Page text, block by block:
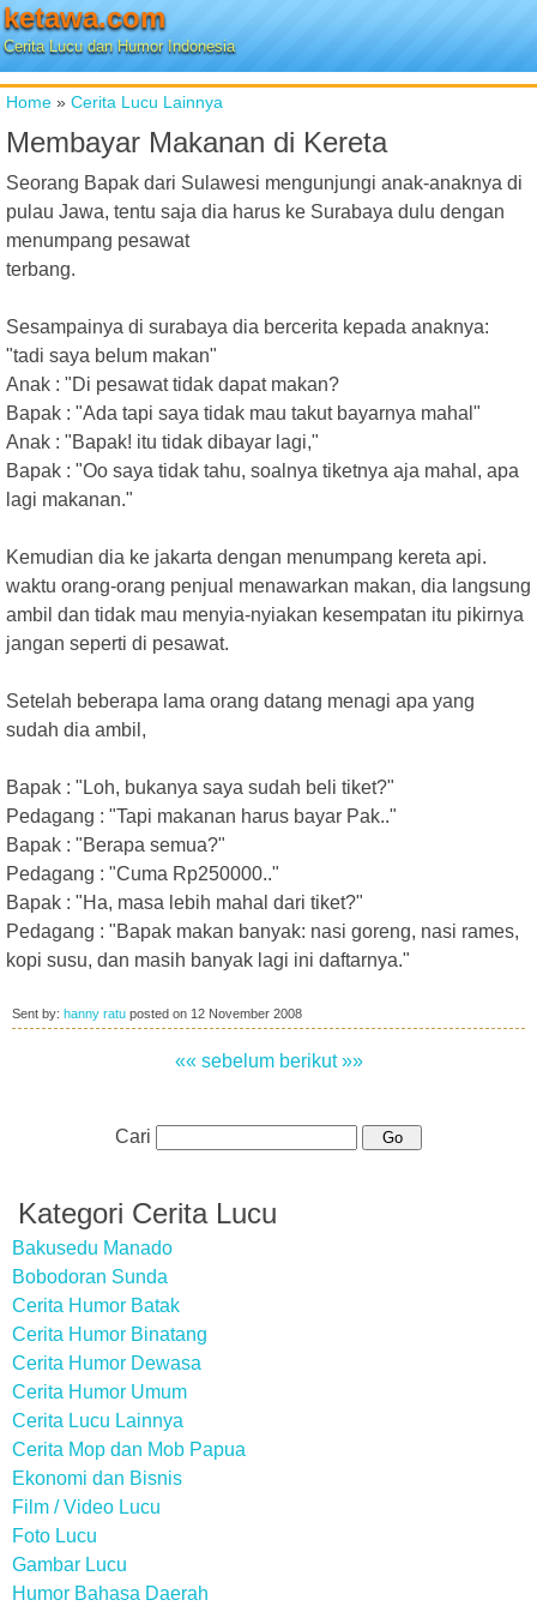
ketawa.com
Cerita Lucu dan Humor Indonesia
Home » Cerita Lucu Lainnya
Membayar Makanan di Kereta
Seorang Bapak dari Sulawesi mengunjungi anak-anaknya di
pulau Jawa, tentu saja dia harus ke Surabaya dulu dengan
menumpang pesawat
terbang.
Sesampainya di surabaya dia bercerita kepada anaknya:
"tadi saya belum makan"
Anak : "Di pesawat tidak dapat makan?
Bapak : "Ada tapi saya tidak mau takut bayarnya mahal"
Anak : "Bapak! itu tidak dibayar lagi,"
Bapak : "Oo saya tidak tahu, soalnya tiketnya aja mahal, apa
lagi makanan."
Kemudian dia ke jakarta dengan menumpang kereta api.
waktu orang-orang penjual menawarkan makan, dia langsung
ambil dan tidak mau menyia-nyiakan kesempatan itu pikirnya
jangan seperti di pesawat.
Setelah beberapa lama orang datang menagi apa yang
sudah dia ambil,
Bapak : "Loh, bukanya saya sudah beli tiket?"
Pedagang : "Tapi makanan harus bayar Pak.."
Bapak : "Berapa semua?"
Pedagang : "Cuma Rp250000.."
Bapak : "Ha, masa lebih mahal dari tiket?"
Pedagang : "Bapak makan banyak: nasi goreng, nasi rames,
kopi susu, dan masih banyak lagi ini daftarnya."
Sent by: hanny ratu posted on 12 November 2008
«« sebelum berikut »»
Cari
Kategori Cerita Lucu
Bakusedu Manado
Bobodoran Sunda
Cerita Humor Batak
Cerita Humor Binatang
Cerita Humor Dewasa
Cerita Humor Umum
Cerita Lucu Lainnya
Cerita Mop dan Mob Papua
Ekonomi dan Bisnis
Film / Video Lucu
Foto Lucu
Gambar Lucu
Humor Bahasa Daerah